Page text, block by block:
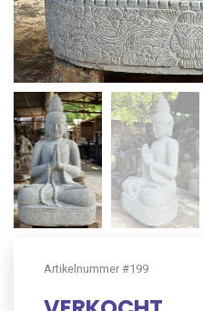
Artikelnummer #199